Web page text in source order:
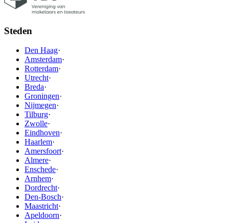
Steden
Den Haag·
Amsterdam·
Rotterdam·
Utrecht·
Breda·
Groningen·
Nijmegen·
Tilburg·
Zwolle·
Eindhoven·
Haarlem·
Amersfoort·
Almere·
Enschede·
Arnhem·
Dordrecht·
Den-Bosch·
Maastricht·
Apeldoorn·